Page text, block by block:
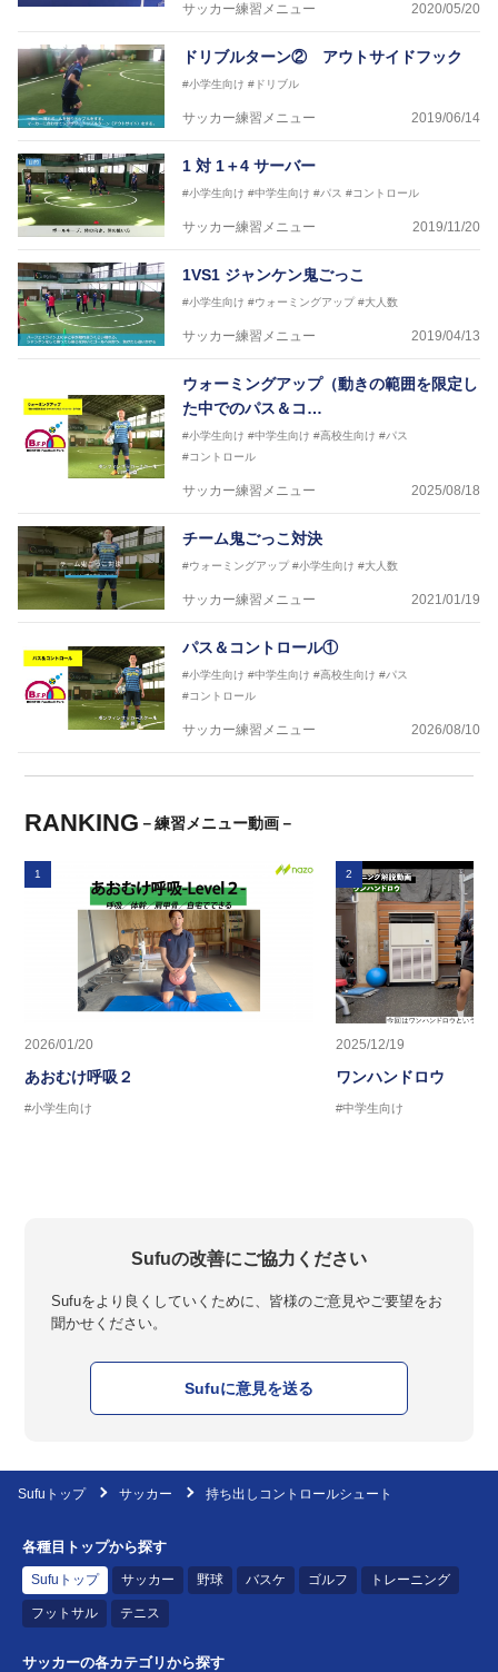
サッカー練習メニュー 2020/05/20
ドリブルターン② アウトサイドフック
#小学生向け #ドリブル
サッカー練習メニュー 2019/06/14
1 対 1＋4 サーバー
#小学生向け #中学生向け #パス #コントロール
サッカー練習メニュー 2019/11/20
1VS1 ジャンケン鬼ごっこ
#小学生向け #ウォーミングアップ #大人数
サッカー練習メニュー 2019/04/13
ウォーミングアップ（動きの範囲を限定し
た中でのパス＆コ…
#小学生向け #中学生向け #高校生向け #パス
#コントロール
サッカー練習メニュー 2025/08/18
チーム鬼ごっこ対決
#ウォーミングアップ #小学生向け #大人数
サッカー練習メニュー 2021/01/19
パス＆コントロール①
#小学生向け #中学生向け #高校生向け #パス
#コントロール
サッカー練習メニュー 2026/08/10
RANKING －練習メニュー動画－
1
2026/01/20
あおむけ呼吸２
#小学生向け
2
2025/12/19
ワンハンドロウ
#中学生向け
Sufuの改善にご協力ください
Sufuをより良くしていくために、皆様のご意見やご要望をお
聞かせください。
Sufuに意見を送る
Sufuトップ サッカー 持ち出しコントロールシュート
各種目トップから探す
Sufuトップ サッカー 野球 バスケ ゴルフ トレーニング
フットサル テニス
サッカーの各カテゴリから探す